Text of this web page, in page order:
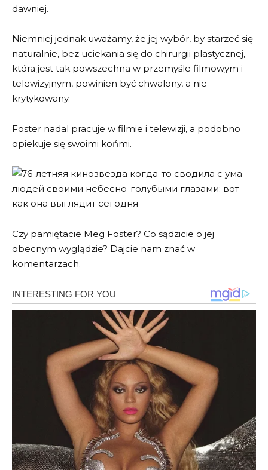
dawniej.
Niemniej jednak uważamy, że jej wybór, by starzeć się
naturalnie, bez uciekania się do chirurgii plastycznej,
która jest tak powszechna w przemyśle filmowym i
telewizyjnym, powinien być chwalony, a nie
krytykowany.
Foster nadal pracuje w filmie i telewizji, a podobno
opiekuje się swoimi końmi.
Czy pamiętacie Meg Foster? Co sądzicie o jej
obecnym wyglądzie? Dajcie nam znać w
komentarzach.